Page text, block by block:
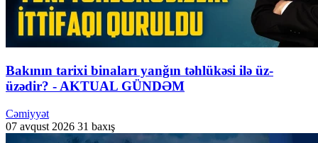
Bakının tarixi binaları yanğın təhlükəsi ilə üz-
üzədir? - AKTUAL GÜNDƏM
Cəmiyyət
07 avqust 2026 31 baxış